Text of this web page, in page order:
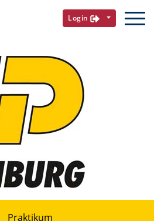
Login
Praktikum